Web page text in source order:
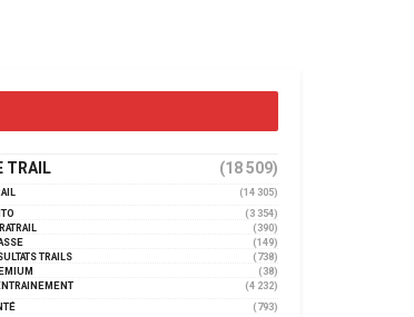
TRAIL (18 509)
(14 305)
(3 354)
(390)
(149)
TRAILS
(738)
(38)
(4 232)
(793)